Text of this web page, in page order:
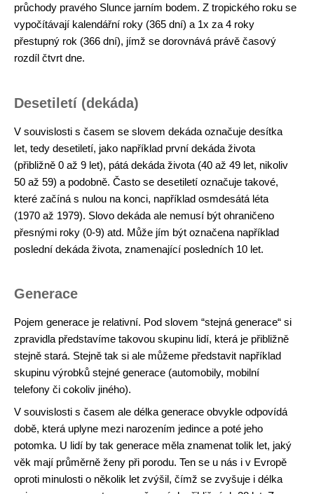
průchody pravého Slunce jarním bodem. Z tropického roku se
vypočítávají kalendářní roky (365 dní) a 1x za 4 roky
přestupný rok (366 dní), jímž se dorovnává právě časový
rozdíl čtvrt dne.
Desetiletí (dekáda)
V souvislosti s časem se slovem dekáda označuje desítka
let, tedy desetiletí, jako například první dekáda života
(přibližně 0 až 9 let), pátá dekáda života (40 až 49 let, nikoliv
50 až 59) a podobně. Často se desetiletí označuje takové,
které začíná s nulou na konci, například osmdesátá léta
(1970 až 1979). Slovo dekáda ale nemusí být ohraničeno
přesnými roky (0-9) atd. Může jím být označena například
poslední dekáda života, znamenající posledních 10 let.
Generace
Pojem generace je relativní. Pod slovem “stejná generace“ si
zpravidla představíme takovou skupinu lidí, která je přibližně
stejně stará. Stejně tak si ale můžeme představit například
skupinu výrobků stejné generace (automobily, mobilní
telefony či cokoliv jiného).
V souvislosti s časem ale délka generace obvykle odpovídá
době, která uplyne mezi narozením jedince a poté jeho
potomka. U lidí by tak generace měla znamenat tolik let, jaký
věk mají průměrně ženy při porodu. Ten se u nás i v Evropě
oproti minulosti o několik let zvýšil, čímž se zvyšuje i délka